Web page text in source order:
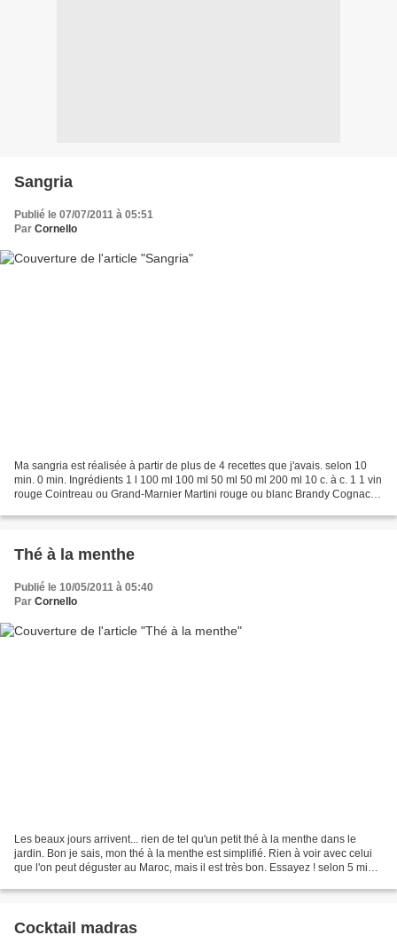
Sangria
Publié le 07/07/2011 à 05:51
Par Cornello
Ma sangria est réalisée à partir de plus de 4 recettes que j'avais. selon 10
min. 0 min. Ingrédients 1 l 100 ml 100 ml 50 ml 50 ml 200 ml 10 c. à c. 1 1 vin
rouge Cointreau ou Grand-Marnier Martini rouge ou blanc Brandy Cognac
Thé à la menthe
Publié le 10/05/2011 à 05:40
Par Cornello
Les beaux jours arrivent... rien de tel qu'un petit thé à la menthe dans le
jardin. Bon je sais, mon thé à la menthe est simplifié. Rien à voir avec celui
que l'on peut déguster au Maroc, mais il est très bon. Essayez ! selon 5 min.
Cocktail madras